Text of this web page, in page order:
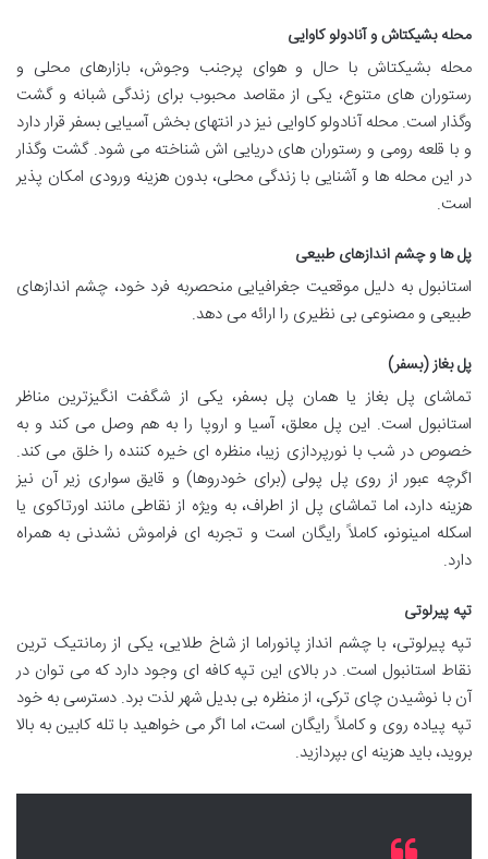
محله بشیکتاش و آنادولو کاوایی
محله بشیکتاش با حال و هوای پرجنب وجوش، بازارهای محلی و
رستوران های متنوع، یکی از مقاصد محبوب برای زندگی شبانه و گشت
وگذار است. محله آنادولو کاوایی نیز در انتهای بخش آسیایی بسفر قرار دارد
و با قلعه رومی و رستوران های دریایی اش شناخته می شود. گشت وگذار
در این محله ها و آشنایی با زندگی محلی، بدون هزینه ورودی امکان پذیر
است.
پل ها و چشم اندازهای طبیعی
استانبول به دلیل موقعیت جغرافیایی منحصربه فرد خود، چشم اندازهای
طبیعی و مصنوعی بی نظیری را ارائه می دهد.
پل بغاز (بسفر)
تماشای پل بغاز یا همان پل بسفر، یکی از شگفت انگیزترین مناظر
استانبول است. این پل معلق، آسیا و اروپا را به هم وصل می کند و به
خصوص در شب با نورپردازی زیبا، منظره ای خیره کننده را خلق می کند.
اگرچه عبور از روی پل پولی (برای خودروها) و قایق سواری زیر آن نیز
هزینه دارد، اما تماشای پل از اطراف، به ویژه از نقاطی مانند اورتاکوی یا
اسکله امینونو، کاملاً رایگان است و تجربه ای فراموش نشدنی به همراه
دارد.
تپه پیرلوتی
تپه پیرلوتی، با چشم انداز پانوراما از شاخ طلایی، یکی از رمانتیک ترین
نقاط استانبول است. در بالای این تپه کافه ای وجود دارد که می توان در
آن با نوشیدن چای ترکی، از منظره بی بدیل شهر لذت برد. دسترسی به خود
تپه پیاده روی و کاملاً رایگان است، اما اگر می خواهید با تله کابین به بالا
بروید، باید هزینه ای بپردازید.